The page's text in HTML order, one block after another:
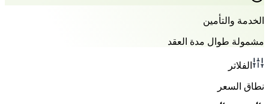
الخدمة والتأمين
مشمولة طوال مدة العقد
الفلاتر
نطاق السعر